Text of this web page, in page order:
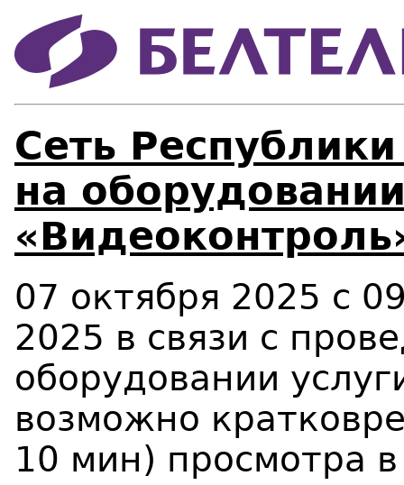
Сеть
на
07 октября 2025 с
2025 в связи с
оборудовании
возможно
10 мин) просмотра